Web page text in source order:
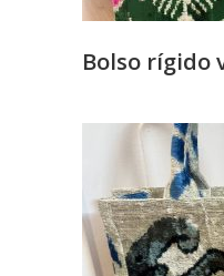
Bolso rígido